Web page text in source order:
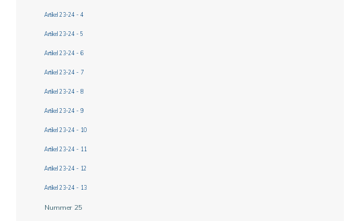
Artikel 23-24 - 4
Artikel 23-24 - 5
Artikel 23-24 - 6
Artikel 23-24 - 7
Artikel 23-24 - 8
Artikel 23-24 - 9
Artikel 23-24 - 10
Artikel 23-24 - 11
Artikel 23-24 - 12
Artikel 23-24 - 13
Nummer 25